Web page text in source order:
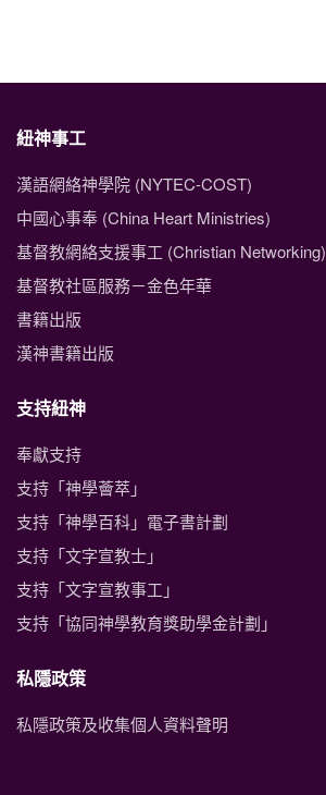
紐神事工
漢語網絡神學院 (NYTEC-COST)
中國心事奉 (China Heart Ministries)
基督教網絡支援事工 (Christian Networking)
基督教社區服務－金色年華
書籍出版
漢神書籍出版
支持紐神
奉獻支持
支持「神學薈萃」
支持「神學百科」電子書計劃
支持「文字宣教士」
支持「文字宣教事工」
支持「協同神學教育獎助學金計劃」
私隱政策
私隱政策及收集個人資料聲明